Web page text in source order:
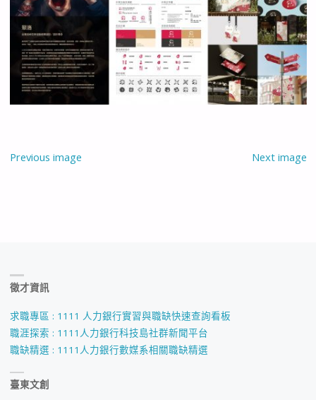
Previous image Next image
徵才資訊
求職專區 : 1111 人力銀行實習與職缺快速查詢看板
職涯探索 : 1111人力銀行科技島社群新聞平台
職缺精選 : 1111人力銀行數媒系相關職缺精選
臺東文創